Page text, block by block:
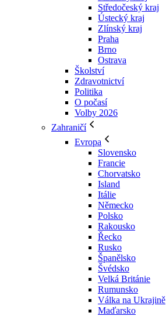
Středočeský kraj
Ústecký kraj
Zlínský kraj
Praha
Brno
Ostrava
Školství
Zdravotnictví
Politika
O počasí
Volby 2026
Zahraničí
Evropa
Slovensko
Francie
Chorvatsko
Island
Itálie
Německo
Polsko
Rakousko
Řecko
Rusko
Španělsko
Švédsko
Velká Británie
Rumunsko
Válka na Ukrajině
Maďarsko